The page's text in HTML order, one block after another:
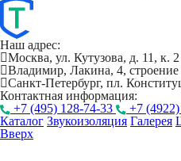
Наш адрес:
Москва, ул. Кутузова, д. 11, к. 2
Владимир, Лакина, 4, строение
Санкт-Петербург, пл.
Контактная информация:
+7 (495) 128-74-33
+7
Каталог Звукоизоляция Галерея
Вверх